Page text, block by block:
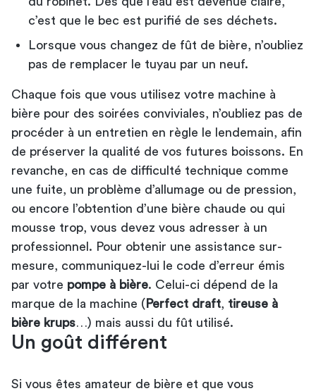
c’est que le bec est purifié de ses déchets.
Lorsque vous changez de fût de bière, n’oubliez
pas de remplacer le tuyau par un neuf.
Chaque fois que vous utilisez votre machine à
bière pour des soirées conviviales , n’oubliez pas de
procéder à un entretien en règle le lendemain, afin
de préserver la qualité de vos futures boissons. En
revanche, en cas de difficulté technique comme
une fuite, un problème d’allumage ou de pression,
ou encore l’obtention d’une bière chaude ou qui
mousse trop, vous devez vous adresser à un
professionnel. Pour obtenir une assistance sur-
mesure, communiquez-lui le code d’erreur émis
par votre pompe à bière. Celui-ci dépend de la
marque de la machine ( Perfect draft
tireuse à
bière krups …) mais aussi du fût utilisé.
Un goût différent
Si vous êtes amateur de bière et que vous